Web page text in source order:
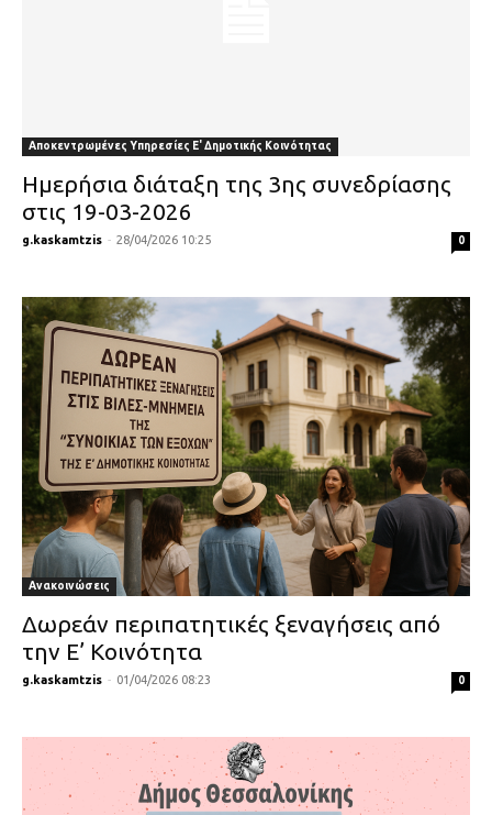
Αποκεντρωμένες Υπηρεσίες Ε' Δημοτικής Κοινότητας
Ημερήσια διάταξη της 3ης συνεδρίασης
στις 19-03-2026
g.kaskamtzis - 28/04/2026 10:25 0
Ανακοινώσεις
Δωρεάν περιπατητικές ξεναγήσεις από
την Ε’ Κοινότητα
g.kaskamtzis - 01/04/2026 08:23 0